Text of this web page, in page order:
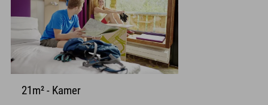
21m² - Kamer